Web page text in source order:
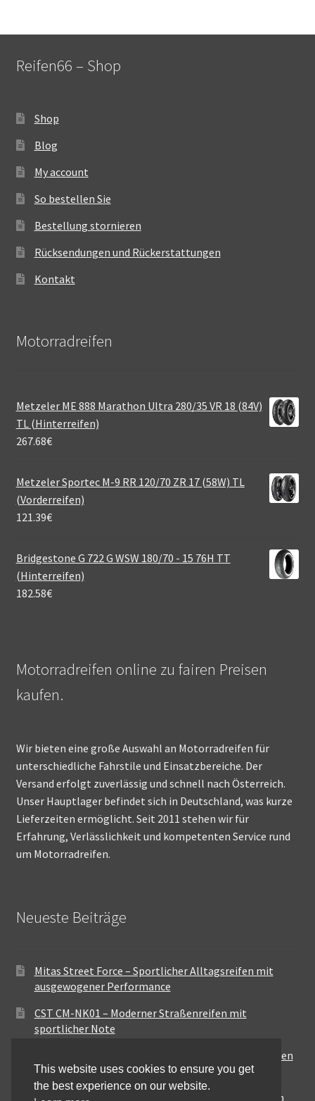
Reifen66 – Shop
Shop
Blog
My account
So bestellen Sie
Bestellung stornieren
Rücksendungen und Rückerstattungen
Kontakt
Motorradreifen
Metzeler ME 888 Marathon Ultra 280/35 VR 18 (84V)
TL (Hinterreifen)
267.68€
Metzeler Sportec M-9 RR 120/70 ZR 17 (58W) TL
(Vorderreifen)
121.39€
Bridgestone G 722 G WSW 180/70 - 15 76H TT
(Hinterreifen)
182.58€
Motorradreifen online zu fairen Preisen
kaufen.
Wir bieten eine große Auswahl an Motorradreifen für
unterschiedliche Fahrstile und Einsatzbereiche. Der
Versand erfolgt zuverlässig und schnell nach Österreich.
Unser Hauptlager befindet sich in Deutschland, was kurze
Lieferzeiten ermöglicht. Seit 2011 stehen wir für
Erfahrung, Verlässlichkeit und kompetenten Service rund
um Motorradreifen.
Neueste Beiträge
Mitas Street Force – Sportlicher Alltagsreifen mit
ausgewogener Performance
CST CM-NK01 – Moderner Straßenreifen mit
sportlicher Note
Maxxis MA-ST3 – Ausgewogener Sport-Touring-Reifen
für vielseitige Einsätze
Pirelli City Demon – Zuverlässigkeit für den urbanen
This website uses cookies to ensure you get
the best experience on our website.